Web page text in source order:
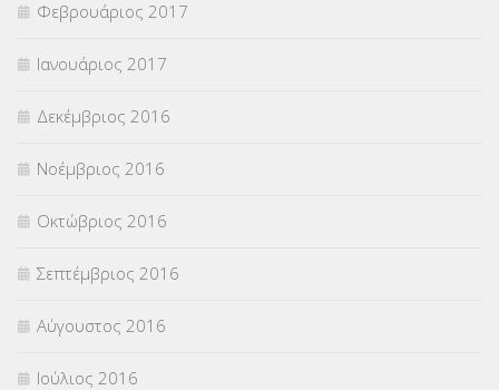
Φεβρουάριος 2017
Ιανουάριος 2017
Δεκέμβριος 2016
Νοέμβριος 2016
Οκτώβριος 2016
Σεπτέμβριος 2016
Αύγουστος 2016
Ιούλιος 2016